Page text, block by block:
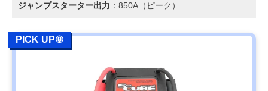
ジャンプスターター出力 ：850A（ピーク）
PICK UP⑧